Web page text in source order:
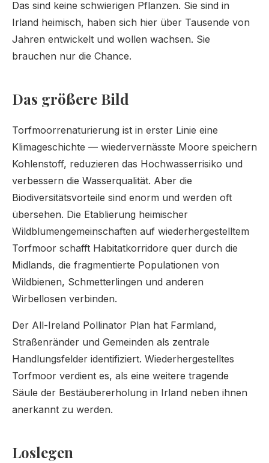
Das sind keine schwierigen Pflanzen. Sie sind in
Irland heimisch, haben sich hier über Tausende von
Jahren entwickelt und wollen wachsen. Sie
brauchen nur die Chance.
Das größere Bild
Torfmoorrenaturierung ist in erster Linie eine
Klimageschichte — wiedervernässte Moore speichern
Kohlenstoff, reduzieren das Hochwasserrisiko und
verbessern die Wasserqualität. Aber die
Biodiversitätsvorteile sind enorm und werden oft
übersehen. Die Etablierung heimischer
Wildblumengemeinschaften auf wiederhergestelltem
Torfmoor schafft Habitatkorridore quer durch die
Midlands, die fragmentierte Populationen von
Wildbienen, Schmetterlingen und anderen
Wirbellosen verbinden.
Der All-Ireland Pollinator Plan hat Farmland,
Straßenränder und Gemeinden als zentrale
Handlungsfelder identifiziert. Wiederhergestelltes
Torfmoor verdient es, als eine weitere tragende
Säule der Bestäubererholung in Irland neben ihnen
anerkannt zu werden.
Loslegen